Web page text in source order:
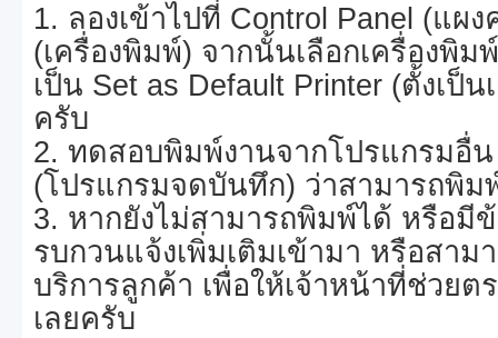
1. ลองเข้าไปที่ Control Panel (แผ
(เครื่องพิมพ์) จากนั้นเลือกเครื่องพิ
เป็น Set as Default Printer (ตั้งเป็
ครับ
2. ทดสอบพิมพ์งานจากโปรแกรมอื่น
(โปรแกรมจดบันทึก) ว่าสามารถพิ
3. หากยังไม่สามารถพิมพ์ได้ หรือมี
รบกวนแจ้งเพิ่มเติมเข้ามา หรือสาม
บริการลูกค้า เพื่อให้เจ้าหน้าที่ช่วย
เลยครับ